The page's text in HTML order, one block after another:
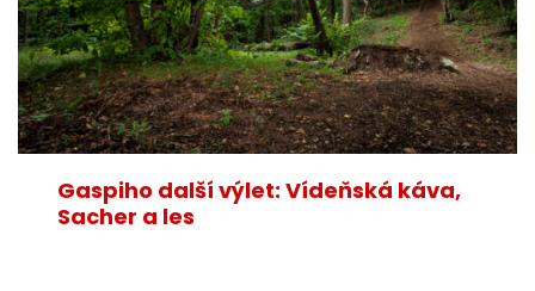
Gaspiho další výlet: Vídeňská káva,
Sacher a les